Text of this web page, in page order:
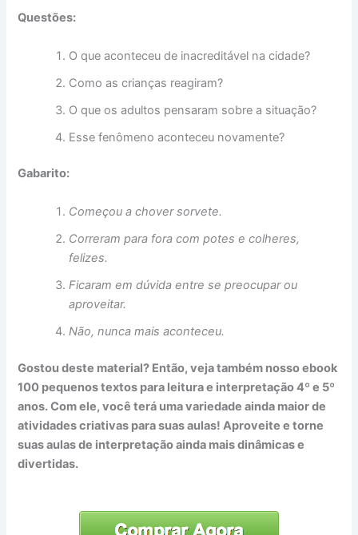
Questões:
O que aconteceu de inacreditável na cidade?
Como as crianças reagiram?
O que os adultos pensaram sobre a situação?
Esse fenômeno aconteceu novamente?
Gabarito:
Começou a chover sorvete.
Correram para fora com potes e colheres,
felizes.
Ficaram em dúvida entre se preocupar ou
aproveitar.
Não, nunca mais aconteceu.
Gostou deste material? Então, veja também nosso ebook
100 pequenos textos para leitura e interpretação 4º e 5º
anos. Com ele, você terá uma variedade ainda maior de
atividades criativas para suas aulas! Aproveite e torne
suas aulas de interpretação ainda mais dinâmicas e
divertidas.